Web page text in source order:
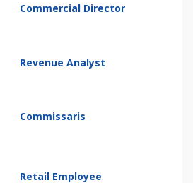
Commercial Director
Revenue Analyst
Commissaris
Retail Employee